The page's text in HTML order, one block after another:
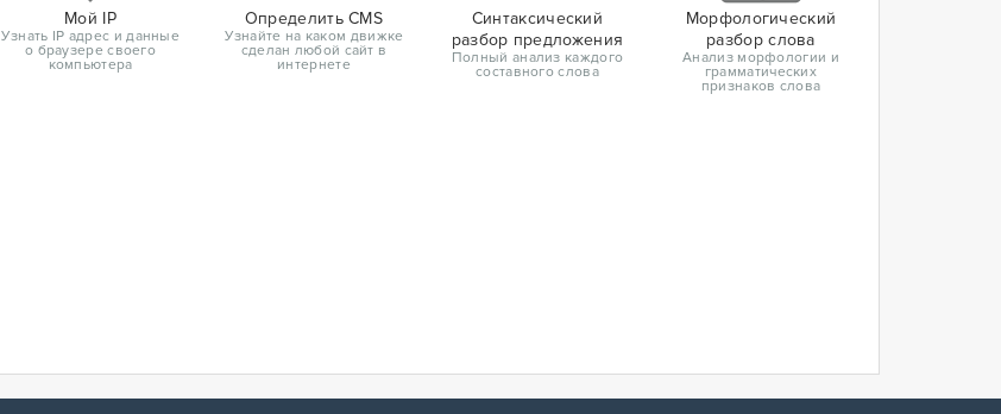
Мой IP
Узнать IP адрес и данные
о браузере своего
компьютера
Определить CMS
Узнайте на каком движке
сделан любой сайт в
интернете
Синтаксический
разбор предложения
Полный анализ каждого
составного слова
Морфологический
разбор слова
Анализ морфологии и
грамматических
признаков слова